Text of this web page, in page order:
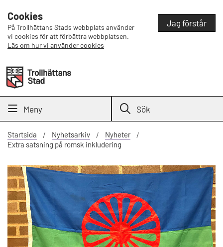
Cookies
På Trollhättans Stads webbplats använder
vi cookies för att förbättra webbplatsen.
Läs om hur vi använder cookies
Jag förstår
Meny Sök
Startsida Nyhetsarkiv
Nyheter
Extra satsning på romsk inkludering